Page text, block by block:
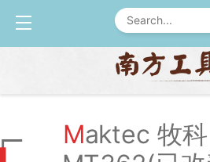
Maktec 牧科 修邊機